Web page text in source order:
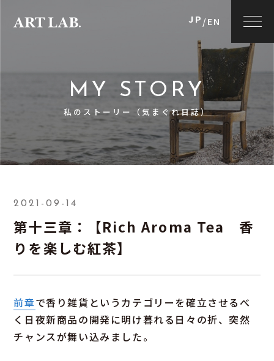
JP/EN
MY STORY
私のストーリー（気まぐれ日誌）
2021-09-14
第十三章：【Rich Aroma Tea 香
りを楽しむ紅茶】
前章で香り雑貨というカテゴリーを確立させるべ
く日夜新商品の開発に明け暮れる日々の折、突然
チャンスが舞い込みました。